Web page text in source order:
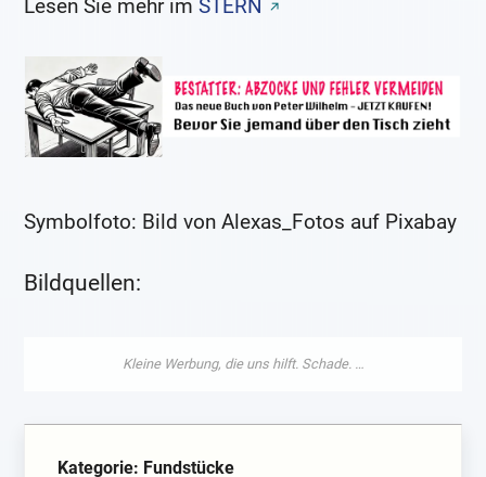
Lesen Sie mehr imSTERN
Symbolfoto: Bild von Alexas_Fotos auf Pixabay
Bildquellen:
Kategorie: Fundstücke